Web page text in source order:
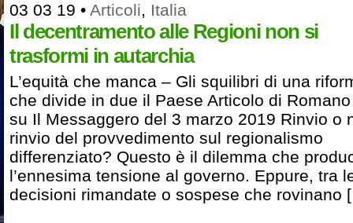
03 03 19 • Articoli, Italia
Il decentramento alle Regioni non si
trasformi in autarchia
L’equità che manca – Gli squilibri di una
che divide in due il Paese Articolo di
su Il Messaggero del 3 marzo 2019 Rinvio o
rinvio del provvedimento sul regionalismo
differenziato? Questo è il dilemma che
l’ennesima tensione al governo. Eppure, tra
decisioni rimandate o sospese che rovinano